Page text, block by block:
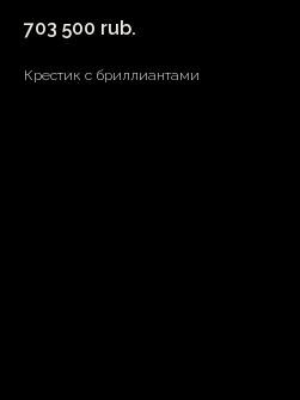
703 500 rub.
Крестик с бриллиантами